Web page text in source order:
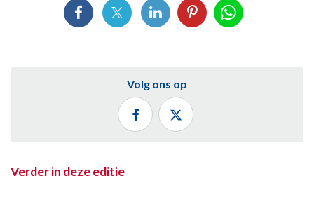
Volg ons op
Verder in deze editie